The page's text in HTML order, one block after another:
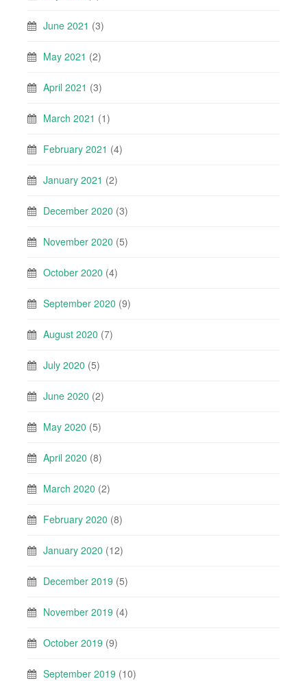
June 2021 (3)
May 2021 (2)
April 2021 (3)
March 2021 (1)
February 2021 (4)
January 2021 (2)
December 2020 (3)
November 2020 (5)
October 2020 (4)
September 2020 (9)
August 2020 (7)
July 2020 (5)
June 2020 (2)
May 2020 (5)
April 2020 (8)
March 2020 (2)
February 2020 (8)
January 2020 (12)
December 2019 (5)
November 2019 (4)
October 2019 (9)
September 2019 (10)